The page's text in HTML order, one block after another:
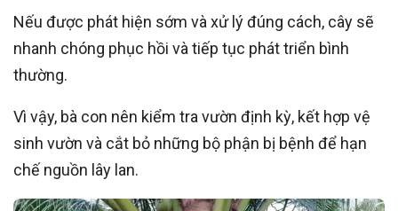
Nếu được phát hiện sớm và xử lý đúng cách, cây sẽ
nhanh chóng phục hồi và tiếp tục phát triển bình
thường.
Vì vậy, bà con nên kiểm tra vườn định kỳ, kết hợp vệ
sinh vườn và cắt bỏ những bộ phận bị bệnh để hạn
chế nguồn lây lan.